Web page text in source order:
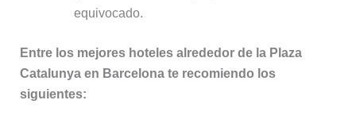
equivocado.
Entre los mejores hoteles alrededor de la Plaza
Catalunya en Barcelona te recomiendo los
siguientes: